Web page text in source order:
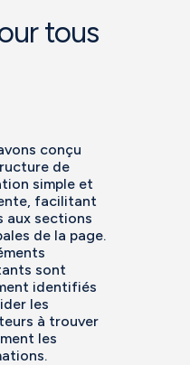
tous
conçu
de
simple et
facilitant
aux sections
de la page.
sont
identifiés
les
à trouver
les